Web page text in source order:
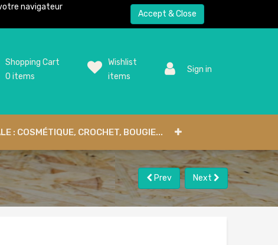
navigateur
Accept & Close
Shopping Cart
0 items
Wishlist
items
Sign in
: COSMÉTIQUE, CROCHET, BOUGIE...
Prev Next